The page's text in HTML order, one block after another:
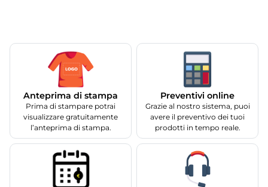
Anteprima di stampa
Prima di stampare potrai
visualizzare gratuitamente
l’anteprima di stampa.
Preventivi online
Grazie al nostro sistema, puoi
avere il preventivo dei tuoi
prodotti in tempo reale.